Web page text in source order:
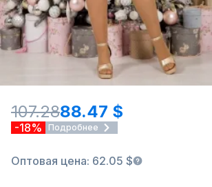
107.2888.47 $
-18% Подробнее
Оптовая цена: 62.05 $